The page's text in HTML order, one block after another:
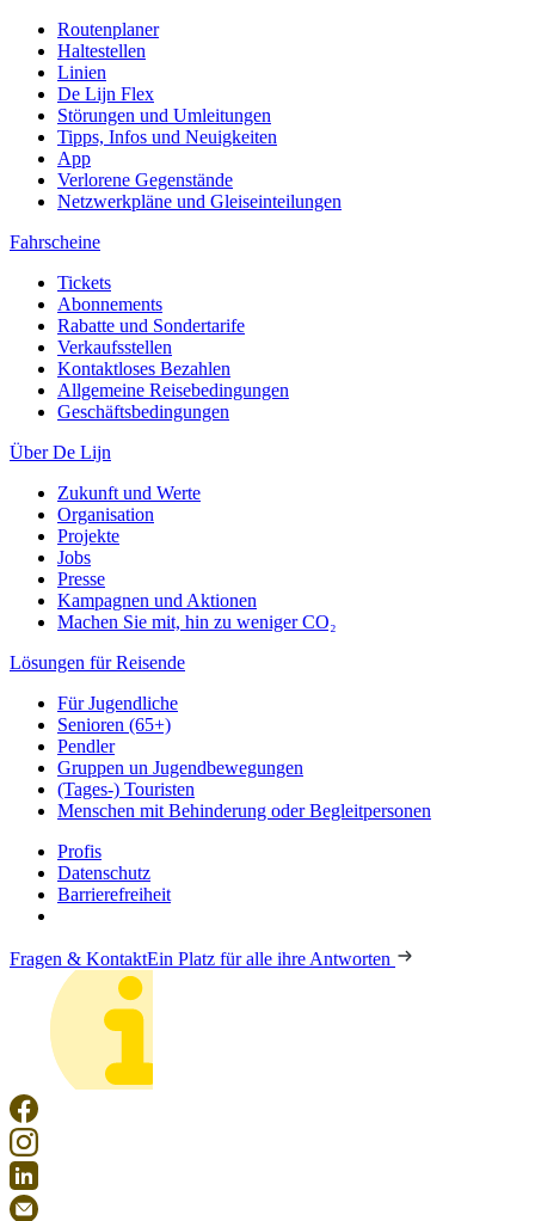
Routenplaner
Haltestellen
Linien
De Lijn Flex
Störungen und Umleitungen
Tipps, Infos und Neuigkeiten
App
Verlorene Gegenstände
Netzwerkpläne und Gleiseinteilungen
Fahrscheine
Tickets
Abonnements
Rabatte und Sondertarife
Verkaufsstellen
Kontaktloses Bezahlen
Allgemeine Reisebedingungen
Geschäftsbedingungen
Über De Lijn
Zukunft und Werte
Organisation
Projekte
Jobs
Presse
Kampagnen und Aktionen
Machen Sie mit, hin zu weniger CO₂
Lösungen für Reisende
Für Jugendliche
Senioren (65+)
Pendler
Gruppen un Jugendbewegungen
(Tages-) Touristen
Menschen mit Behinderung oder Begleitpersonen
Profis
Datenschutz
Barrierefreiheit
Fragen & KontaktEin Platz für alle ihre Antworten